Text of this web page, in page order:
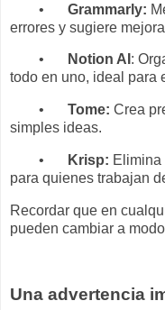
• Grammarly:
errores y sugiere
• Notion AI :
todo en uno, ideal para
• Tome: Crea
simples ideas.
• Krisp:
para quienes trabajan
Recordar que en
pueden cambiar a
Una advertencia